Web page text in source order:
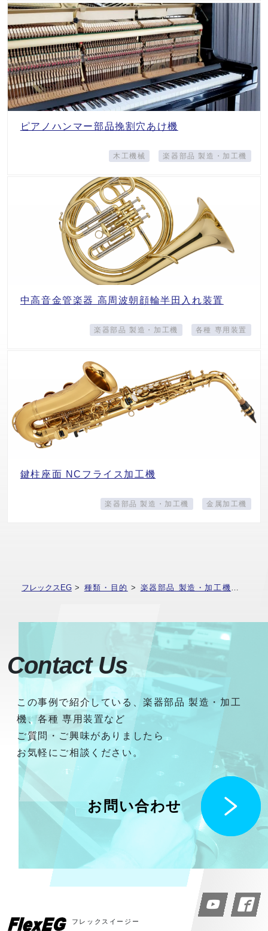
ピアノハンマー部品挽割穴あけ機
木工機械 楽器部品 製造・加工機
中高音金管楽器 高周波朝顔輪半田入れ装置
楽器部品 製造・加工機 各種 専用装置
鍵柱座面 NCフライス加工機
楽器部品 製造・加工機 金属加工機
フレックスEG> 種類・目的 > 楽器部品 製造・加工機
Contact Us
この事例で紹介している、楽器部品 製造・加工
機、各種 専用装置など
ご質問・ご興味がありましたら
お気軽にご相談ください。
お問い合わせ
フレックスイージー